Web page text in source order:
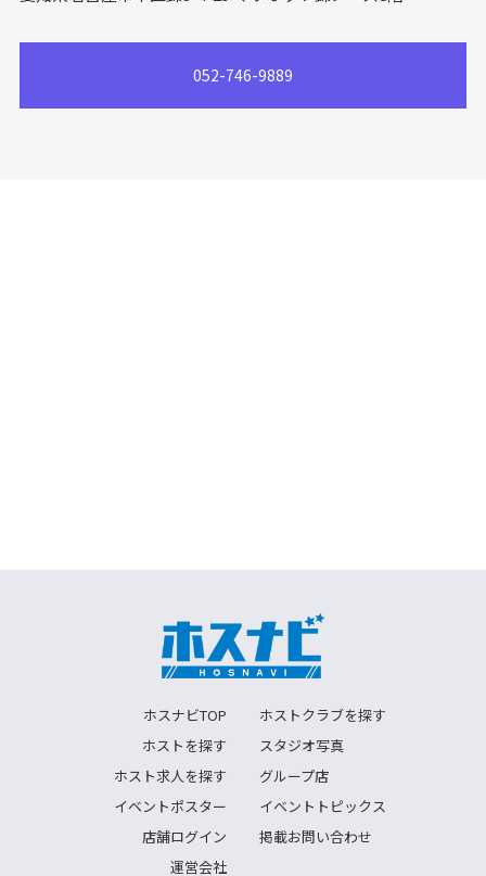
052-746-9889
ホスナビTOP
ホストクラブを探す
ホストを探す
スタジオ写真
ホスト求人を探す
グループ店
イベントポスター
イベントトピックス
店舗ログイン
掲載お問い合わせ
運営会社